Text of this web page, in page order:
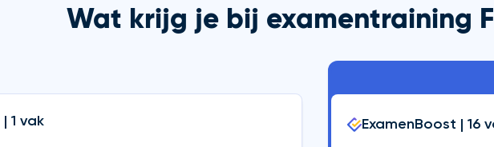
Wat krijg je bij examentraining
1 vak ExamenBoost | 16